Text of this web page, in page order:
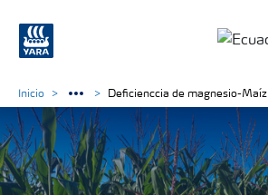
Inicio Deficienccia de magnesio-Maíz